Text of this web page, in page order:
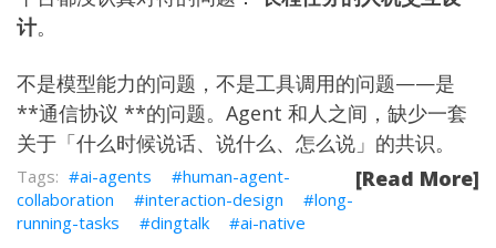
计。
不是模型能力的问题，不是工具调用的问题——是
**通信协议 **的问题。Agent 和人之间，缺少一套
关于「什么时候说话、说什么、怎么说」的共识。
[Read More]
ai-agents
human-agent-
collaboration
interaction-design
long-
running-tasks
dingtalk ai-native